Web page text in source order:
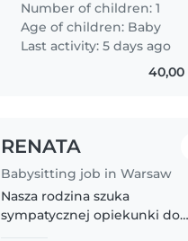
która nie ma problemu z
obecnością naszego
chętnie gotuje i pomaga..
Number of children: 1
Age of children: Baby
Last activity: 5 days ago
40,00
RENATA
Babysitting job in Warsaw
Nasza rodzina szuka
sympatycznej opiekunki do